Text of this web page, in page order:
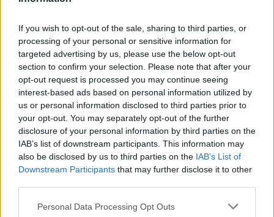
If you wish to opt-out of the sale, sharing to third parties, or
processing of your personal or sensitive information for
targeted advertising by us, please use the below opt-out
section to confirm your selection. Please note that after your
opt-out request is processed you may continue seeing
interest-based ads based on personal information utilized by
us or personal information disclosed to third parties prior to
your opt-out. You may separately opt-out of the further
disclosure of your personal information by third parties on the
IAB’s list of downstream participants. This information may
also be disclosed by us to third parties on the IAB’s List of
Downstream Participants that may further disclose it to other
Personal Data Processing Opt Outs
"εξοικονομήσουμε ενέργεια".
Ελλάδα